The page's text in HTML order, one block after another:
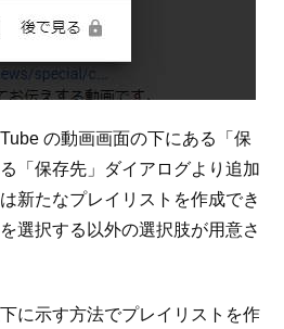
の動画画面の下にある「保
「保存先」ダイアログより追加
新たなプレイリストを作成でき
選択する以外の選択肢が用意さ
に示す方法でプレイリストを作